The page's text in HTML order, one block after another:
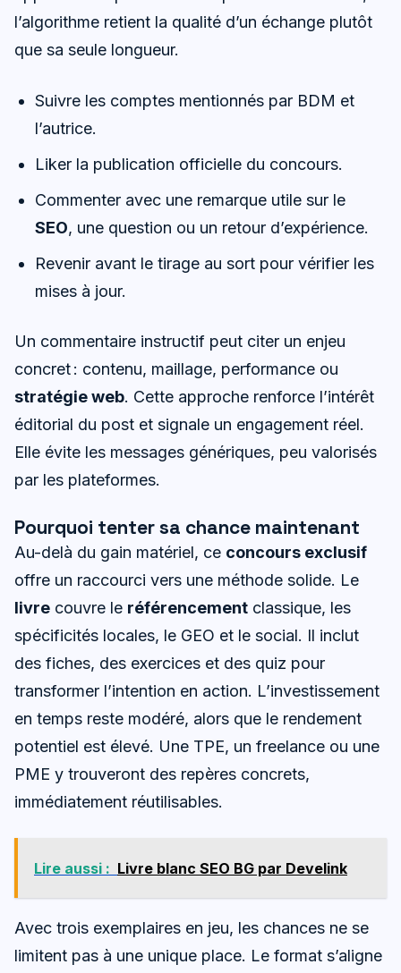
l’algorithme retient la qualité d’un échange plutôt
que sa seule longueur.
Suivre les comptes mentionnés par BDM et
l’autrice.
Liker la publication officielle du concours.
Commenter avec une remarque utile sur le
SEO, une question ou un retour d’expérience.
Revenir avant le tirage au sort pour vérifier les
mises à jour.
Un commentaire instructif peut citer un enjeu
concret : contenu, maillage, performance ou
stratégie web. Cette approche renforce l’intérêt
éditorial du post et signale un engagement réel.
Elle évite les messages génériques, peu valorisés
par les plateformes.
Pourquoi tenter sa chance maintenant
Au-delà du gain matériel, ce concours exclusif
offre un raccourci vers une méthode solide. Le
livre couvre le référencement classique, les
spécificités locales, le GEO et le social. Il inclut
des fiches, des exercices et des quiz pour
transformer l’intention en action. L’investissement
en temps reste modéré, alors que le rendement
potentiel est élevé. Une TPE, un freelance ou une
PME y trouveront des repères concrets,
immédiatement réutilisables.
Lire aussi : Livre blanc SEO BG par Develink
Avec trois exemplaires en jeu, les chances ne se
limitent pas à une unique place. Le format s’aligne